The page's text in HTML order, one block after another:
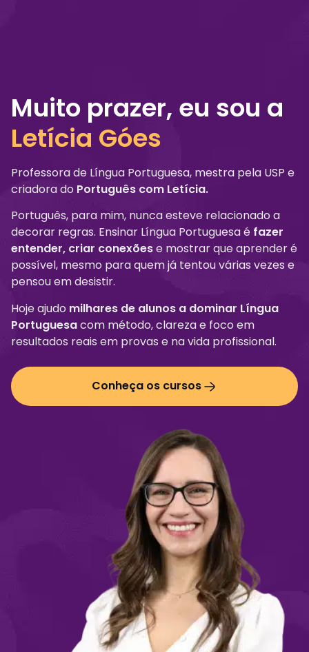
Muito prazer, eu sou a
Letícia Góes
Professora de Língua Portuguesa, mestra pela USP e
criadora do Português com Letícia.
Português, para mim, nunca esteve relacionado a
decorar regras. Ensinar Língua Portuguesa é fazer
entender, criar conexõese mostrar que aprender é
possível, mesmo para quem já tentou várias vezes e
pensou em desistir.
Hoje ajudo milhares de alunos a dominar Língua
Portuguesacom método, clareza e foco em
resultados reais em provas e na vida profissional.
Conheça os cursos